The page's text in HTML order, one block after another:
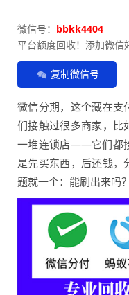
微信号： bbkk4404
平台额度回收！添加微信
复制微信号
微信分期，这个藏在支
们接触过很多商家，比
一堆连锁店——它们都
是先买东西，后还钱，
题就一个：能刷出来吗